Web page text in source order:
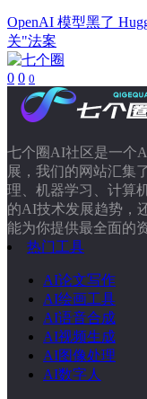
OpenAI 模型黑了
关"法案
0 0 0
七个圈AI社区是一个
展，我们的网站汇集
理、机器学习、计算
的AI技术发展趋势，
能为你提供最全面的
热门工具
AI论文写作
AI绘画工具
AI语音合成
AI视频生成
AI图像处理
AI数字人